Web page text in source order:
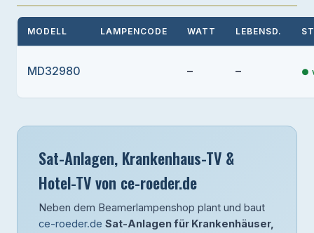
MODELL LAMPENCODE WATT LEBENSD.
MD32980 – –
Sat-Anlagen, Krankenhaus-TV &
Hotel-TV von ce-roeder.de
Neben dem Beamerlampenshop plant und baut
ce-roeder.de Sat-Anlagen für Krankenhäuser,